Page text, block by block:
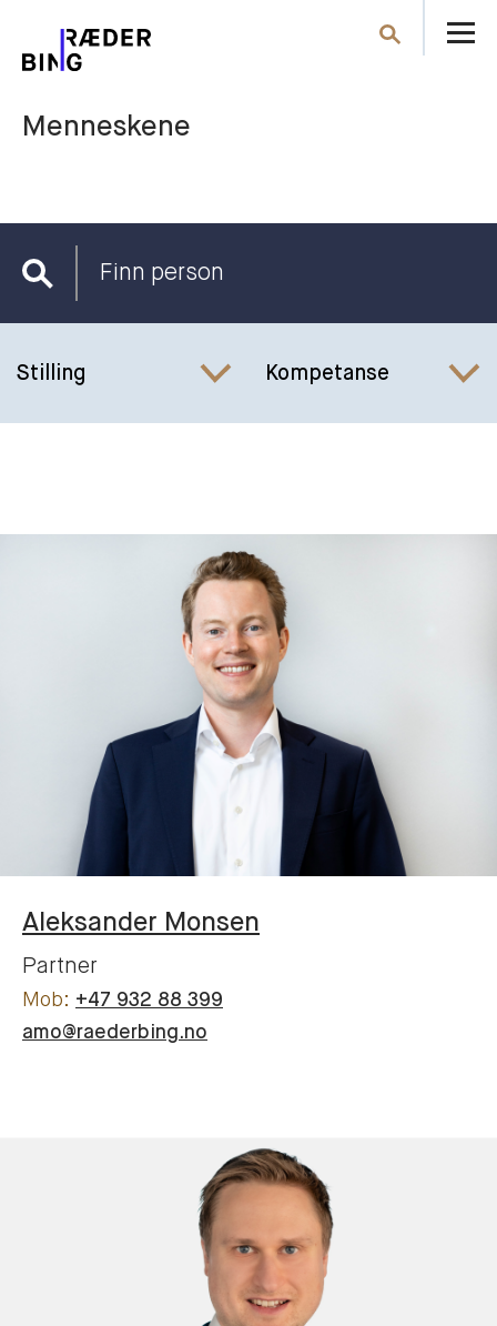
Søk
Menneskene
Finn
Stilling Kompetanse
Aleksander Monsen
Partner
+47 932 88 399
amo@raederbing.no